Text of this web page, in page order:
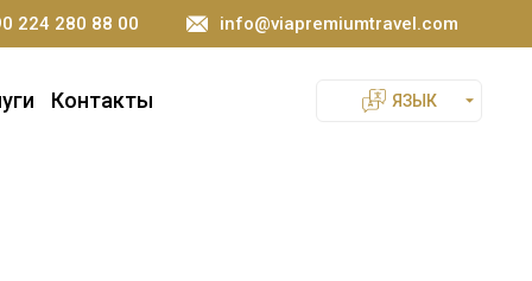
224 280 88 00 info@viapremiumtravel.com
Контакты ЯЗЫК